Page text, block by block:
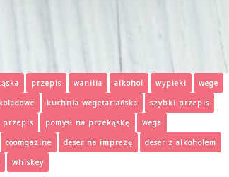
przepis wanilia alkohol wypieki
wege
kuchnia wegetariańska
szybki przepis
przepis pomysł na przekąskę
wega
coomgazine deser na imprezę
deser z alkoholem
whiskey